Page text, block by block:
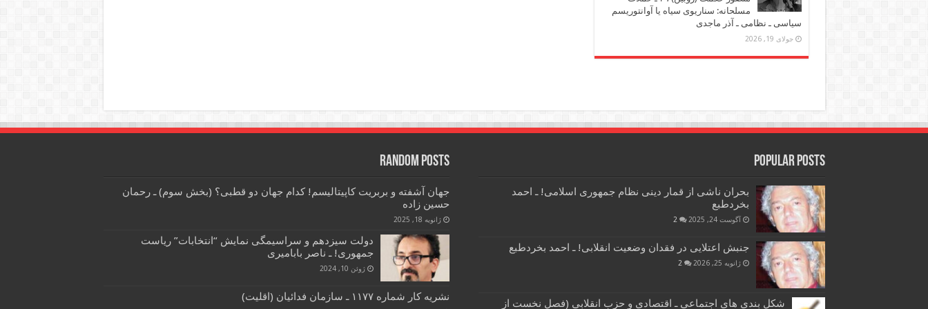
مسلحانه: سناریوی سیاه یا آوانتوریسم
سیاسی ـ نظامی ـ آذر ماجدی
جولای 19, 2026
Popular Posts
بحران ناشی از قمار دینی نظام جمهوری اسلامی! ـ احمد
بخردطبع
آگوست 24, 2025 2
جنبش اعتلایی در فقدان وضعیت انقلابی! ـ احمد بخردطبع
ژانویه 25, 2026 2
شکل بندی های اجتماعی ـ اقتصادی و حزب انقلابی (فصل نخست از
Random Posts
جهان آشفته و بربریت کاپیتالیسم! کدام جهان دو قطبی؟ (بخش سوم) ـ رحمان
حسین زاده
ژانویه 18, 2025
دولت سیزدهم و سراسیمگی نمایش “انتخابات” ریاست
جمهوری! ـ ناصر بابامیری
ژوئن 10, 2024
نشریه کار شماره ۱۱۷۷ ـ سازمان فدائیان (اقلیت)